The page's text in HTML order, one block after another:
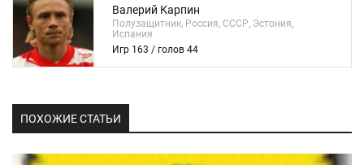
Валерий Карпин
Полузащитник, Россия, СССР, Эстония,
Испания
Игр 163 / голов 44
ПОХОЖИЕ СТАТЬИ